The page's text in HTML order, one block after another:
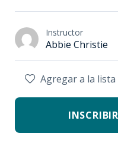
Instructor
Abbie Christie
Agregar a la lista